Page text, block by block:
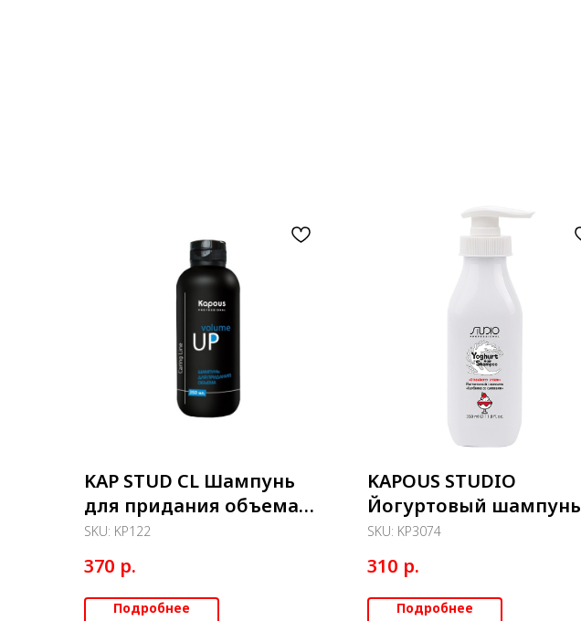
KAP STUD CL Шампунь
для придания объема
"Volume up" 350 мл
SKU: KP122
370 р.
Подробнее
KAPOUS STUDIO
Йогуртовый шампунь
для волос Клубника со
сливками 350мл
SKU: KP3074
310 р.
Подробнее